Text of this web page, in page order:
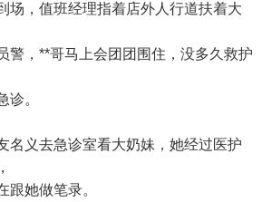
，值班经理指着店外人行道扶着大
警，**哥马上会团团围住，没多久救护
诊。
义去急诊室看大奶妹，她经过医护
跟她做笔录。